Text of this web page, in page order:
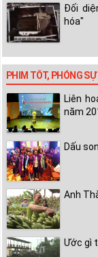
Đối
hóa"
PHIM TỐT, PHÓNG SỰ
Liên
năm
Dấu
Anh
Ước gì